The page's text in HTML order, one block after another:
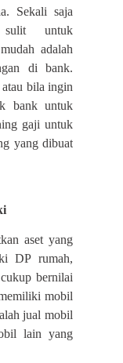
Sekali saja
sulit untuk
adalah
di bank.
bila ingin
bank untuk
gaji untuk
yang dibuat
aset yang
DP rumah,
bernilai
mobil
jual mobil
lain yang